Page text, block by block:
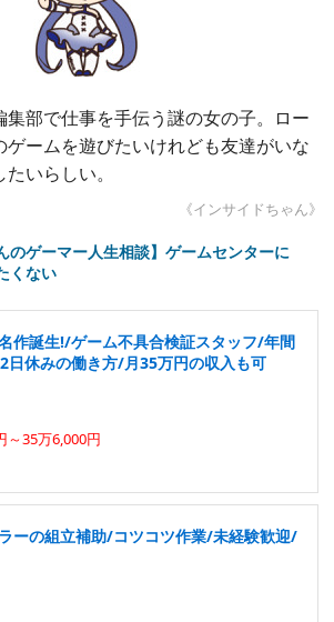
集部で仕事を手伝う謎の女の子。ロー
ゲームを遊びたいけれども友達がいな
いらしい。
《インサイドちゃん》
のゲーマー人生相談】ゲームセンターに
くない
作誕生!/ゲーム不具合検証スタッフ/年間
日休みの働き方/月35万円の収入も可
～35万6,000円
ーの組立補助/コツコツ作業/未経験歓迎/